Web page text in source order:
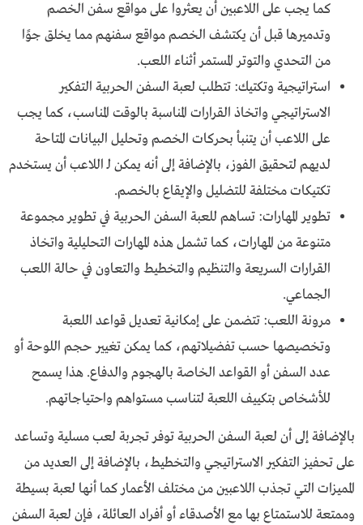
كما يجب على اللاعبين أن يعثروا على مواقع سفن الخصم
وتدميرها قبل أن يكتشف الخصم مواقع سفنهم مما يخلق جوًا
من التحدي والتوتر المستمر أثناء اللعب.
استراتيجية وتكتيك: تتطلب لعبة السفن الحربية التفكير
الاستراتيجي واتخاذ القرارات المناسبة بالوقت المناسب، كما يجب
على اللاعب أن يتنبأ بحركات الخصم وتحليل البيانات المتاحة
لديهم لتحقيق الفوز، بالإضافة إلى أنه يمكن لـ اللاعب أن يستخدم
تكتيكات مختلفة للتضليل والإيقاع بالخصم.
تطوير المهارات: تساهم للعبة السفن الحربية في تطوير مجموعة
متنوعة من المهارات، كما تشمل هذه المهارات التحليلية واتخاذ
القرارات السريعة والتنظيم والتخطيط والتعاون في حالة اللعب
الجماعي.
مرونة اللعب: تتضمن على إمكانية تعديل قواعد اللعبة
وتخصيصها حسب تفضيلاتهم، كما يمكن تغيير حجم اللوحة أو
عدد السفن أو القواعد الخاصة بالهجوم والدفاع. هذا يسمح
للأشخاص بتكييف اللعبة لتناسب مستواهم واحتياجاتهم.
بالإضافة إلى أن لعبة السفن الحربية توفر تجربة لعب مسلية وتساعد
على تحفيز التفكير الاستراتيجي والتخطيط، بالإضافة إلى العديد من
المميزات التي تجذب اللاعبين من مختلف الأعمار كما أنها لعبة بسيطة
وممتعة للاستمتاع بها مع الأصدقاء أو أفراد العائلة، فإن لعبة السفن